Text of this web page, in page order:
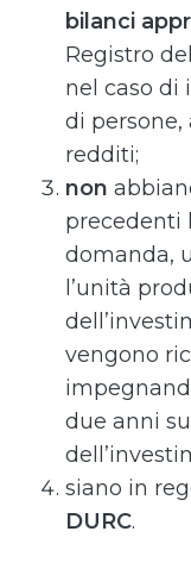
bilanci
Registro
nel caso di
di
redditi;
non
precedenti
domanda,
l’unità
vengono
due anni
siano in
DURC.